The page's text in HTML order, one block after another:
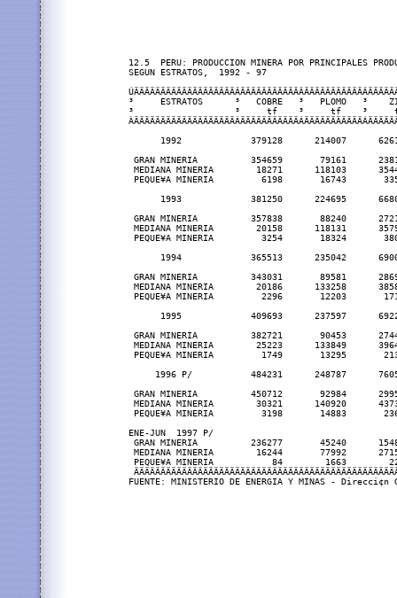
12.5  PERU: PRODUCCION MINERA POR PRINCIPALES
SEGUN ESTRATOS,  1992 - 97
³     ESTRATOS      ³   COBRE   ³   PLOMO   ³
³                   ³     tf    ³     tf    ³     tf
1992             379128      214007
GRAN MINERIA          354659       79161
MEDIANA MINERIA        18271      118103
PEQUE¥A MINERIA         6198       16743
1993             381250      224695
GRAN MINERIA          357838       88240
MEDIANA MINERIA        20158      118131
PEQUE¥A MINERIA         3254       18324
1994             365513      235042
GRAN MINERIA          343031       89581
MEDIANA MINERIA        20186      133258
PEQUE¥A MINERIA         2296       12203
1995             409693      237597
GRAN MINERIA          382721       90453
MEDIANA MINERIA        25223      133849
PEQUE¥A MINERIA         1749       13295
1996 P/           484231      248787
GRAN MINERIA          450712       92984
MEDIANA MINERIA        30321      140920
PEQUE¥A MINERIA         3198       14883
ENE-JUN  1997 P/
GRAN MINERIA          236277       45240
MEDIANA MINERIA        16244       77992
PEQUE¥A MINERIA           84        1663